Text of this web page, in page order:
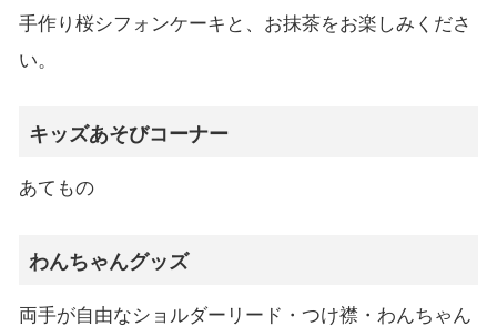
手作り桜シフォンケーキと、お抹茶をお楽しみくださ
い。
キッズあそびコーナー
あてもの
わんちゃんグッズ
両手が自由なショルダーリード・つけ襟・わんちゃん